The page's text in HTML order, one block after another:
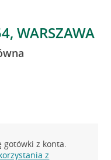
WARSZAWA
gotówki z konta.
z